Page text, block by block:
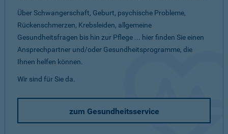
Über Schwangerschaft, Geburt, psychische Probleme,
Rückenschmerzen, Krebsleiden, allgemeine
Gesundheitsfragen bis hin zur Pflege ... hier finden Sie einen
Ansprechpartner und/oder Gesundheitsprogramme, die
Ihnen helfen können.
Wir sind für Sie da.
zum Gesundheitsservice